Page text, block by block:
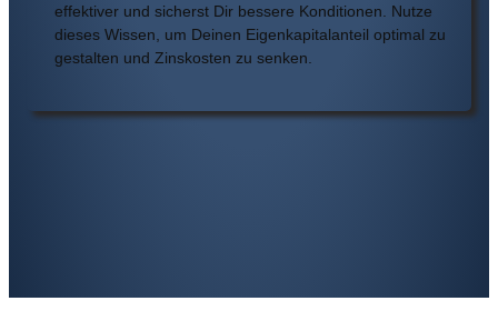
effektiver und sicherst Dir bessere Konditionen. Nutze
dieses Wissen, um Deinen Eigenkapitalanteil optimal zu
gestalten und Zinskosten zu senken.